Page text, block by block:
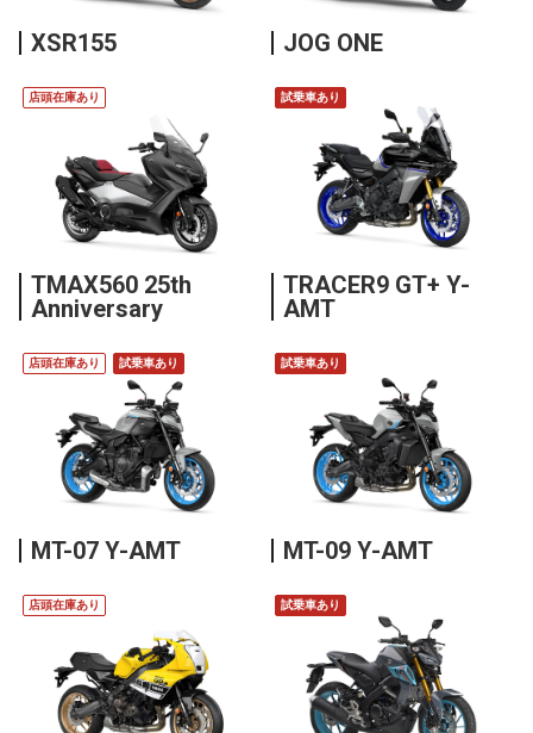
XSR155 JOG ONE
店頭在庫あり
TMAX560 25th
Anniversary
試乗車あり
TRACER9 GT+ Y-
AMT
店頭在庫あり 試乗車あり
MT-07 Y-AMT
試乗車あり
MT-09 Y-AMT
店頭在庫あり 試乗車あり